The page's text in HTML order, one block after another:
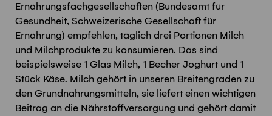
Ernährungsfachgesellschaften (Bundesamt für
Gesundheit, Schweizerische Gesellschaft für
Ernährung) empfehlen, täglich drei Portionen Milch
und Milchprodukte zu konsumieren. Das sind
beispielsweise 1 Glas Milch, 1 Becher Joghurt und 1
Stück Käse. Milch gehört in unseren Breitengraden zu
den Grundnahrungsmitteln, sie liefert einen wichtigen
Beitrag an die Nährstoffversorgung und gehört damit